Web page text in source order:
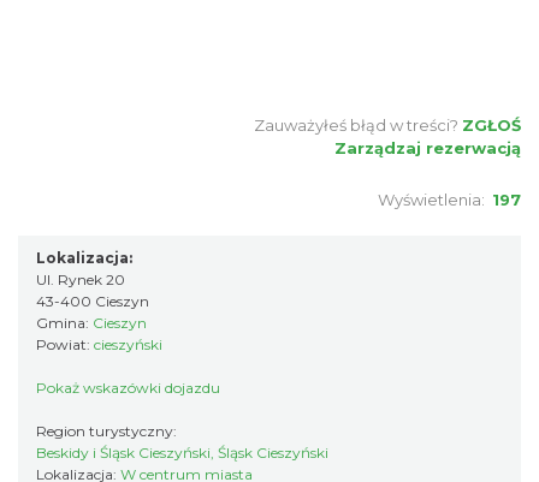
Zauważyłeś błąd w treści? ZGŁOŚ
Zarządzaj rezerwacją
Wyświetlenia: 197
Lokalizacja:
Ul. Rynek 20
43-400 Cieszyn
Gmina: Cieszyn
Powiat: cieszyński
Pokaż wskazówki dojazdu
Region turystyczny:
Beskidy i Śląsk Cieszyński, Śląsk Cieszyński
Lokalizacja: W centrum miasta